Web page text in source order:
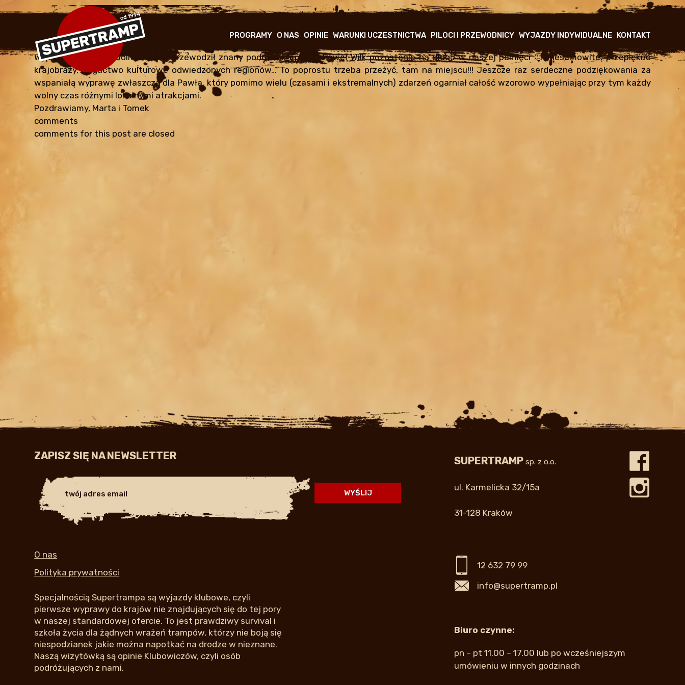
GŁÓWNA
NAWIGACJA
PROGRAMY O NAS OPINIE WARUNKI UCZESTNICTWA PILOCI I PRZEWODNICY WYJAZDY INDYWIDUALNE KONTAKT
PERU BOLIWIA 2018
BySupertramp• January 13, 2025
Wyprawa do Peru i Boliwii, którą przewodził znany podróżnik i pisarz Paweł Wilk pozostanie na długo w naszej pamięci 🙂 Niesamowite, przepiękne
krajobrazy, bogactwo kulturowe odwiedzonych regionów… To poprostu trzeba przeżyć, tam na miejscu!!! Jeszcze raz serdeczne podziękowania za
wspaniałą wyprawę zwłaszcza dla Pawła, który pomimo wielu (czasami i ekstremalnych) zdarzeń ogarniał całość wzorowo wypełniając przy tym każdy
wolny czas różnymi lokalnymi atrakcjami.
Pozdrawiamy, Marta i Tomek
comments
comments for this post are closed
ZAPISZ SIĘ NA NEWSLETTER
O nas
Polityka prywatności
Specjalnością Supertrampa są wyjazdy klubowe, czyli
pierwsze wyprawy do krajów nie znajdujących się do tej pory
w naszej standardowej ofercie. To jest prawdziwy survival i
szkoła życia dla żądnych wrażeń trampów, którzy nie boją się
niespodzianek jakie można napotkać na drodze w nieznane.
Naszą wizytówką są opinie Klubowiczów, czyli osób
podróżujących z nami.
SUPERTRAMP sp. z o.o.
ul. Karmelicka 32/15a
31-128 Kraków
12 632 79 99
info@supertramp.pl
Biuro czynne:
pn – pt 11.00 – 17.00 lub po wcześniejszym
umówieniu w innych godzinach